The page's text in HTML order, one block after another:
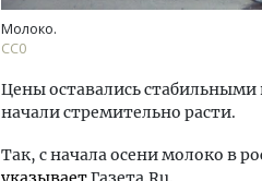
Молоко.
СС0
Цены оставались стабильными
начали стремительно расти.
Так, с начала осени молоко в
Двухуровневые номера и
ДОМА И КВАРТИРЫ